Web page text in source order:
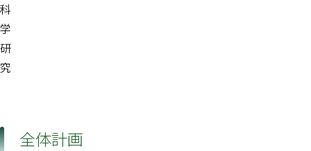
科
学
研
究
全体計画